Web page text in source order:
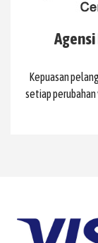
Kepuasan
setiap